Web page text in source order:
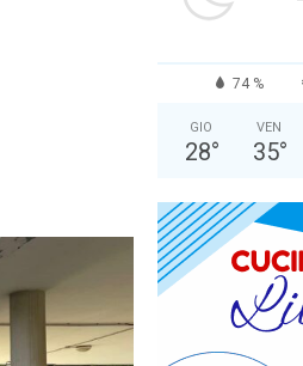
74 %
GIO
28°
VEN
35°